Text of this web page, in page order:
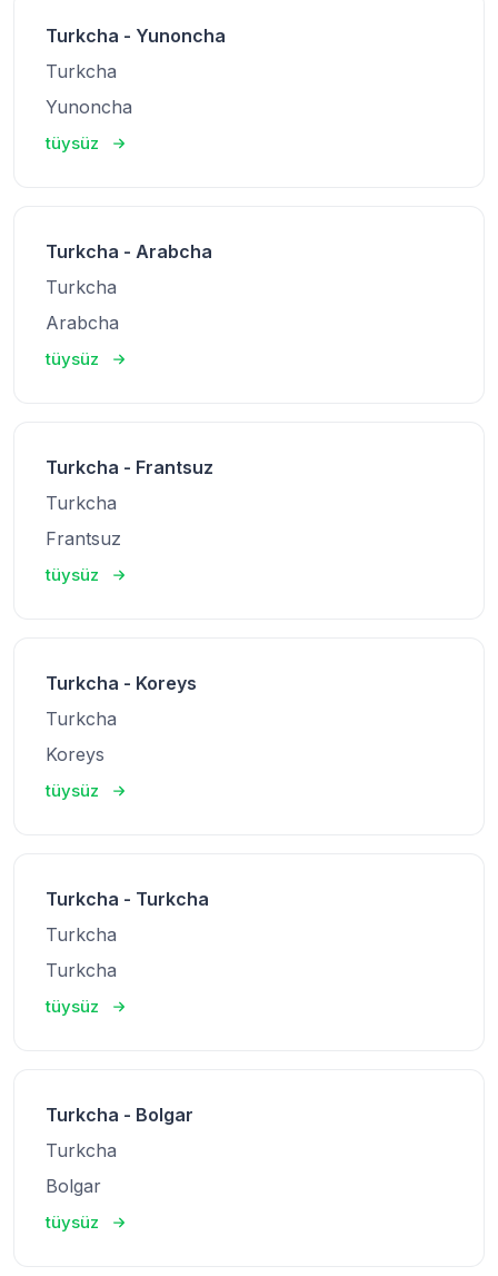
Turkcha - Yunoncha
Turkcha
Yunoncha
tüysüz
Turkcha - Arabcha
Turkcha
Arabcha
tüysüz
Turkcha - Frantsuz
Turkcha
Frantsuz
tüysüz
Turkcha - Koreys
Turkcha
Koreys
tüysüz
Turkcha - Turkcha
Turkcha
Turkcha
tüysüz
Turkcha - Bolgar
Turkcha
Bolgar
tüysüz